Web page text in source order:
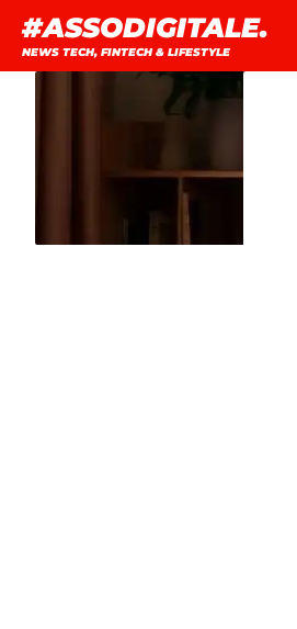
contenuto
#ASSODIGITALE.
NEWS TECH, FINTECH & LIFESTYLE